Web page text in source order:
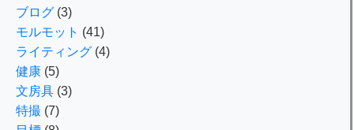
ブログ (3)
モルモット (41)
ライティング (4)
健康 (5)
文房具 (3)
特撮 (7)